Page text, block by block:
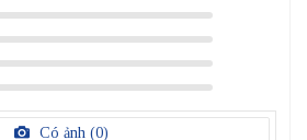
Có ảnh (0)